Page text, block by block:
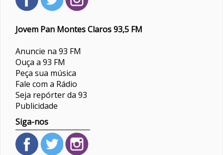
Jovem Pan Montes Claros 93,5 FM
Anuncie na 93 FM
Ouça a 93 FM
Peça sua música
Fale com a Rádio
Seja repórter da 93
Publicidade
Siga-nos